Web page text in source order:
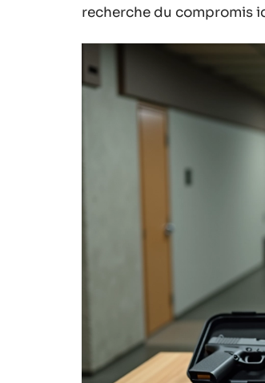
recherche du compromis